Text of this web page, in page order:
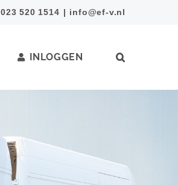
023 520 1514 | info@ef-v.nl
INLOGGEN